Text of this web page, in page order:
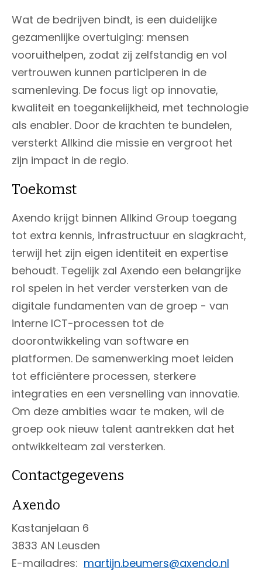
Wat de bedrijven bindt, is een duidelijke
gezamenlijke overtuiging: mensen
vooruithelpen, zodat zij zelfstandig en vol
vertrouwen kunnen participeren in de
samenleving. De focus ligt op innovatie,
kwaliteit en toegankelijkheid, met technologie
als enabler. Door de krachten te bundelen,
versterkt Allkind die missie en vergroot het
zijn impact in de regio.
Toekomst
Axendo krijgt binnen Allkind Group toegang
tot extra kennis, infrastructuur en slagkracht,
terwijl het zijn eigen identiteit en expertise
behoudt. Tegelijk zal Axendo een belangrijke
rol spelen in het verder versterken van de
digitale fundamenten van de groep - van
interne ICT-processen tot de
doorontwikkeling van software en
platformen. De samenwerking moet leiden
tot efficiëntere processen, sterkere
integraties en een versnelling van innovatie.
Om deze ambities waar te maken, wil de
groep ook nieuw talent aantrekken dat het
ontwikkelteam zal versterken.
Contactgegevens
Axendo
Kastanjelaan 6
3833 AN Leusden
E-mailadres: martijn.beumers@axendo.nl